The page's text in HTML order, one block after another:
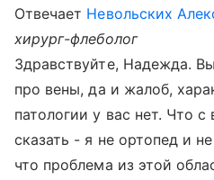
Отвечает Невольских
хирург-флеболог
Здравствуйте, Надежда.
про вены, да и жалоб,
патологии у вас нет. Что
сказать - я не ортопед и
что проблема из этой